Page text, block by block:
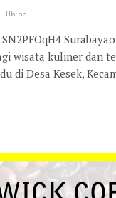
06:55
wisata kuliner dan
di Desa Kesek,